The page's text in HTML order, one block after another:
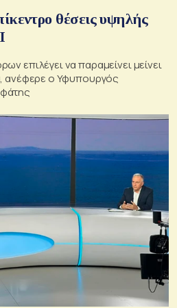
θέσεις υψηλής
επιλέγει να παραμείνει μείνει
ανέφερε ο Υφυπουργός